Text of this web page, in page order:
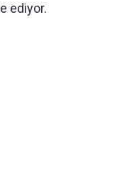
ediyor.